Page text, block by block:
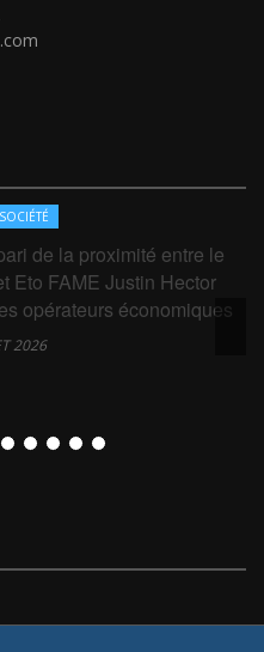
SOCIÉTÉ
de la proximité entre le
Eto FAME Justin Hector
opérateurs économiques
2026